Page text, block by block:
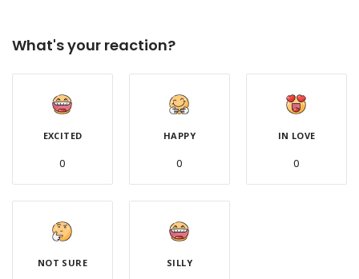
What's your reaction?
EXCITED
0
HAPPY
0
IN LOVE
0
NOT SURE SILLY